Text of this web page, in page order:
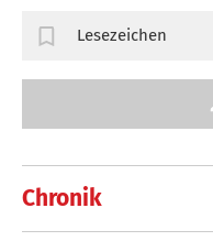
Chronik
Lesezeichen